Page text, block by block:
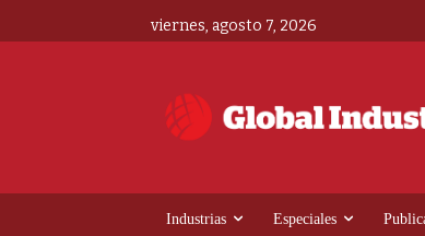
viernes, agosto 7, 2026
Industrias Especiales